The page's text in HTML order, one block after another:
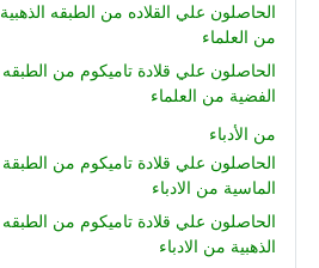
الحاصلون علي القلاده من الطبقه الذهبية
من العلماء
الحاصلون علي قلادة تاميكوم من الطبقه
الفضية من العلماء
من الأدباء
الحاصلون علي قلادة تاميكوم من الطبقة
الماسية من الادباء
الحاصلون علي قلادة تاميكوم من الطبقه
الذهبية من الادباء